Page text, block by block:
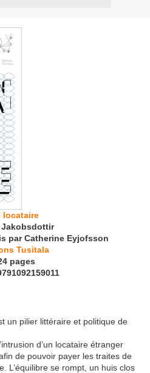
locataire
Jakobsdottir
par Catherine Eyjofsson
Tusitala
pages
un pilier littéraire et politique de
d’un locataire étranger
de pouvoir payer les traites de
L’équilibre se rompt, un huis clos